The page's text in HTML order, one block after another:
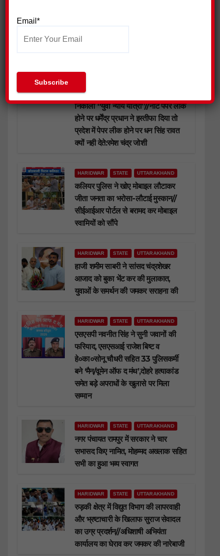
प्रदर्शन, हरिद्वार मे हजारों कार्यकर्ताओं ने
निकाली “युवा न्याय यात्रा”//नीट पेपर लीक
होने पर धर्मेंद्र प्रधान ने इस्तीफा दिया तो
प्रदेश में पेपर लीक होने पर धन सिंह रावत
क्यों नही देते:रमेश चंद्र जोशी
HARIDWAR STATE UTTARAKHAND
कलियर पुलिस ने खोए मोबाइल लौटाकर
जीता जनता का भरोसा-लौटाई मुस्कान//
सीईआईआर पोर्टल से बरामद कर मोबाइल
स्वामियों को सौंपे
HARIDWAR STATE UTTARAKHAND
हाजी शमीम साबरी ने सांसद चंद्रशेखर
आजाद को बुका भेंट कर की मुलाकात,
युवाओं के समर्थन की जमकर सराहना की
HARIDWAR STATE UTTARAKHAND
एसएसपी नवनीत सिंह ने सुनी जवानों की
फरियाद, एसएसआई राजेश बिष्ट व
हे०का०सोनू चौधरी सहित 33 पुलिसकर्मी
बने ‘मैन/वूमेन ऑफ द मंथ’,दोहरे हत्याकांड
समेत बड़े अपराधों के खुलासे पर मिला
सम्मान
HARIDWAR STATE UTTARAKHAND
नगर पंचायत रामपुर में सरकार ने चार
सभासद किए नामित, मोहम्मद अख्लाक सहित
सभी का हुआ भव्य स्वागत
HARIDWAR STATE UTTARAKHAND
रुड़की क्षेत्र में विद्युत विभाग की लापरवाही
और भ्रष्टाचारी के खिलाफ सुराज सेवादल
का उग्र प्रदर्शन//अधिशाषी अभियंता
कार्यालय का घेराव कर जमकर की नारेबाजी
Email*